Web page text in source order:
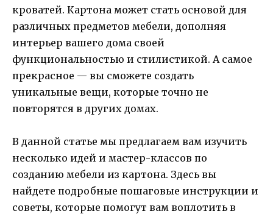
кроватей. Картона может стать основой для
различных предметов мебели, дополняя
интерьер вашего дома своей
функциональностью и стилистикой. А самое
прекрасное — вы сможете создать
уникальные вещи, которые точно не
повторятся в других домах.
В данной статье мы предлагаем вам изучить
несколько идей и мастер-классов по
созданию мебели из картона. Здесь вы
найдете подробные пошаговые инструкции и
советы, которые помогут вам воплотить в